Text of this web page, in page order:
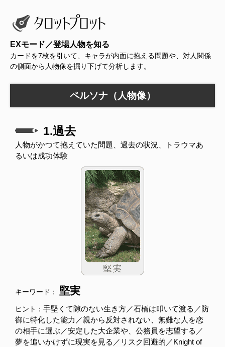
EXモード／登場人物を知る
カードを7枚を引いて、キャラが内面に抱える問題や、対人関係
の側面から人物像を掘り下げて分析します。
ペルソナ（人物像）
1.過去
人物がかつて抱えていた問題、過去の状況、トラウマあ
るいは成功体験
キーワード： 堅実
ヒント： 手堅くて隙のない生き方／石橋は叩いて渡る／防
御に特化した能力／親から反対されない、無難な人を恋
の相手に選ぶ／安定した大企業や、公務員を志望する／
夢を追いかけずに現実を見る／リスク回避的／Knight of